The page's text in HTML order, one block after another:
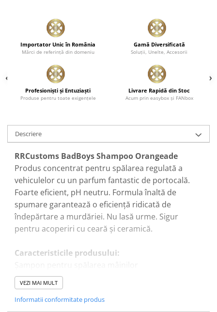
Mănuşi Spălare
Prosoape Uscare
Lavete Microfibră
Aplicatoare Microfibră
Accesorii Detailing Auto
Pulverizatoare
Mănuşi Nitril / Diverse
Kit-uri Detailing
Exterior
Interior
Jante şi Anvelope
Compartiment Motor
Paint Protection Film (PPF)
Oferte Speciale
Detailing Outlet
Importator Unic în România
Mărci de referinţă din domeniu
Gamă Diversificată
Soluţii, Unelte, Accesorii
Profesionişti şi Entuziaşti
Produse pentru toate exigenţele
Livrare Rapidă din Stoc
Acum prin easybox şi FANbox
Descriere
RRCustoms BadBoys Shampoo Orangeade
Produs concentrat pentru spălarea regulată a
vehiculelor cu un parfum fantastic de portocală.
Foarte eficient, pH neutru. Formula înaltă de
spumare garantează o eficiență ridicată de
îndepărtare a murdăriei. Nu lasă urme. Sigur
pentru acoperiri cu ceară și ceramică.
Caracteristicile produsului:
eficient și foarte spumant
Orangeade Parfum
sigur pentru vopsea, jante, garnituri, sticlă
VEZI MAI MULT
Informatii conformitate produs